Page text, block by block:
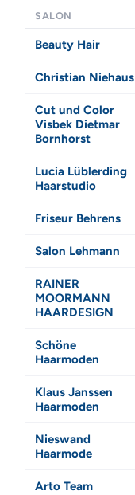
SALON
Beauty Hair
Christian Niehaus
Cut und Color
Visbek Dietmar
Bornhorst
Lucia Lüblerding
Haarstudio
Friseur Behrens
Salon Lehmann
RAINER
MOORMANN
HAARDESIGN
Schöne
Haarmoden
Klaus Janssen
Haarmoden
Nieswand
Haarmode
Arto Team